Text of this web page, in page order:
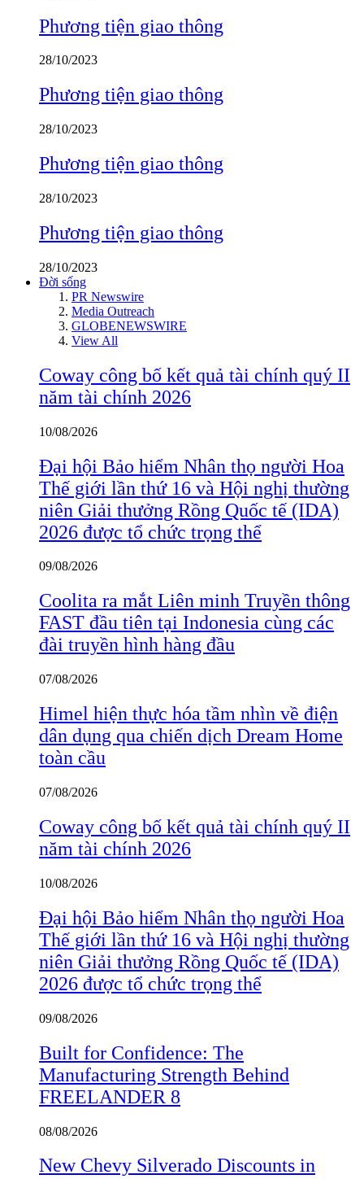
Phương tiện giao thông
28/10/2023
Phương tiện giao thông
28/10/2023
Phương tiện giao thông
28/10/2023
Phương tiện giao thông
28/10/2023
Đời sống
PR Newswire
Media Outreach
GLOBENEWSWIRE
View All
Coway công bố kết quả tài chính quý II
năm tài chính 2026
10/08/2026
Đại hội Bảo hiểm Nhân thọ người Hoa
Thế giới lần thứ 16 và Hội nghị thường
niên Giải thưởng Rồng Quốc tế (IDA)
2026 được tổ chức trọng thể
09/08/2026
Coolita ra mắt Liên minh Truyền thông
FAST đầu tiên tại Indonesia cùng các
đài truyền hình hàng đầu
07/08/2026
Himel hiện thực hóa tầm nhìn về điện
dân dụng qua chiến dịch Dream Home
toàn cầu
07/08/2026
Coway công bố kết quả tài chính quý II
năm tài chính 2026
10/08/2026
Đại hội Bảo hiểm Nhân thọ người Hoa
Thế giới lần thứ 16 và Hội nghị thường
niên Giải thưởng Rồng Quốc tế (IDA)
2026 được tổ chức trọng thể
09/08/2026
Built for Confidence: The
Manufacturing Strength Behind
FREELANDER 8
08/08/2026
New Chevy Silverado Discounts in